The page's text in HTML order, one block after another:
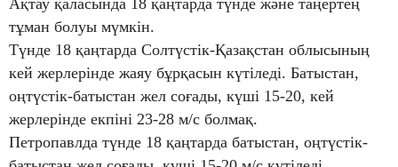
тұман болуы мүмкін.
Түнде 18 қаңтарда Солтүстік-Қазақстан облысының
кей жерлерінде жаяу бұрқасын күтіледі. Батыстан,
оңтүстік-батыстан жел соғады, күші 15-20, кей
жерлерінде екпіні 23-28 м/с болмақ.
Петропавлда түнде 18 қаңтарда батыстан, оңтүстік-